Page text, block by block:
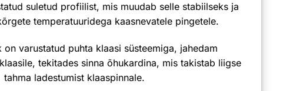
suletud profiilist, mis muudab selle stabiilseks ja
temperatuuridega kaasnevatele pingetele.
on varustatud puhta klaasi süsteemiga, jahedam
tekitades sinna õhukardina, mis takistab liigse
tahma ladestumist klaaspinnale.